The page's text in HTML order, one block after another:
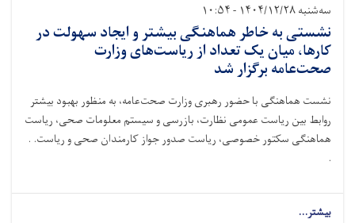
تجهیزات
طبی،
ادویه
وسایل
تشخیصی
به
ریاست
صحت‌عامه
کمک
سه‌شنبه ۱۴۰۴/۱۲/۲۸ - ۱۰:۵۴
نشستی به خاطر هماهنگی بیشتر و ایجاد سهولت در
کارها، میان یک تعداد از ریاست‌های وزارت
صحت‌عامه برگزار شد
نشست هماهنگی با حضور رهبری وزارت صحت‌عامه، به منظور بهبود بیشتر
روابط بین ریاست عمومی نظارت، بازرسی و سیستم معلومات صحی، ریاست
هماهنگی سکتور خصوصی، ریاست صدور جواز کارمندان صحی و ریاست. .
.
بیشتر...